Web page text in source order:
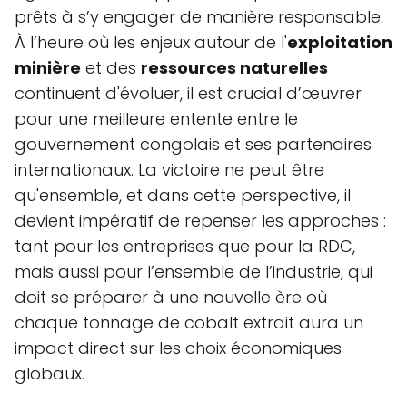
prêts à s’y engager de manière responsable.
À l’heure où les enjeux autour de l'exploitation
minière et des ressources naturelles
continuent d'évoluer, il est crucial d’œuvrer
pour une meilleure entente entre le
gouvernement congolais et ses partenaires
internationaux. La victoire ne peut être
qu'ensemble, et dans cette perspective, il
devient impératif de repenser les approches :
tant pour les entreprises que pour la RDC,
mais aussi pour l’ensemble de l’industrie, qui
doit se préparer à une nouvelle ère où
chaque tonnage de cobalt extrait aura un
impact direct sur les choix économiques
globaux.